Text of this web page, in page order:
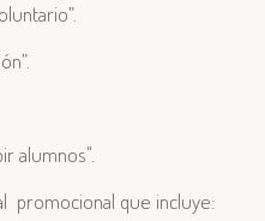
alumnos".
promocional que incluye: